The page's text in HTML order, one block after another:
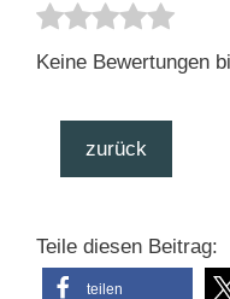
Keine Bewertungen
zurück
Teile diesen Beitrag:
teilen